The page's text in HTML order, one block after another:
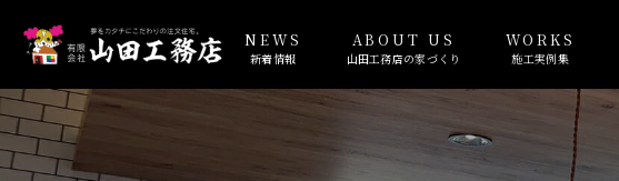
NEWS
新着情報
ABOUT US
山田工務店の家づくり
WORKS
施工実例集